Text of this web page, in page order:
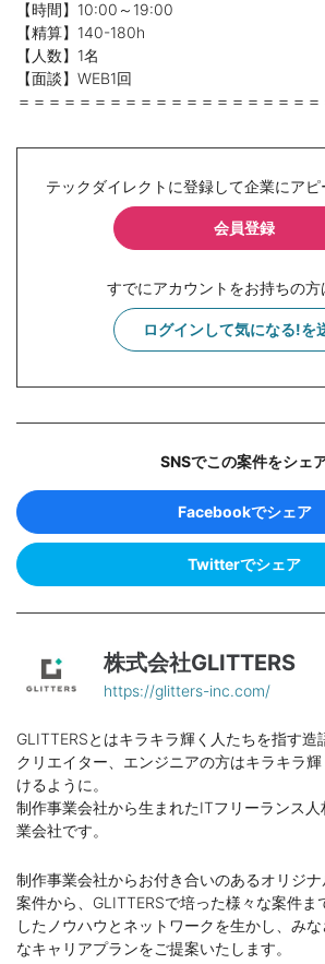
【時間】10:00～19:00
【精算】140-180h
【人数】1名
【面談】WEB1回
＝＝＝＝＝＝＝＝＝＝＝＝＝＝＝＝＝＝＝＝
テックダイレクトに登録して企業にアピ
会員登録
すでにアカウントをお持ちの方
ログインして気になる!を
SNSでこの案件をシェ
Facebookでシェア
Twitterでシェア
株式会社GLITTERS
https://glitters-inc.com/
GLITTERSとはキラキラ輝く人たちを指す造
クリエイター、エンジニアの方はキラキラ
けるように。
制作事業会社から生まれたITフリーランス
業会社です。
制作事業会社からお付き合いのあるオリジ
案件から、GLITTERSで培った様々な案件
したノウハウとネットワークを生かし、み
なキャリアプランをご提案いたします。